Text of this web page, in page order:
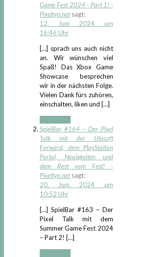
Game Fest 2024 - Part 1! -
Pixeltyp.net sagt:
12. Juni 2024 um
16:46 Uhr
[…] sprach uns auch nicht
an. Wir wünschen viel
Spaß! Das Xbox Game
Showcase besprechen
wir in der nächsten Folge.
Vielen Dank fürs zuhören,
einschalten, liken und […]
SpielBar #164 – Der Pixel
Talk mit der Ubisoft
Forward, dem PlayStation
Portal, Neuigkeiten und
dem Rest vom Fest! -
Pixeltyp.net sagt:
20. Juni 2024 um
10:52 Uhr
[…] SpielBar #163 – Der
Pixel Talk mit dem
Summer Game Fest 2024
– Part 2! […]